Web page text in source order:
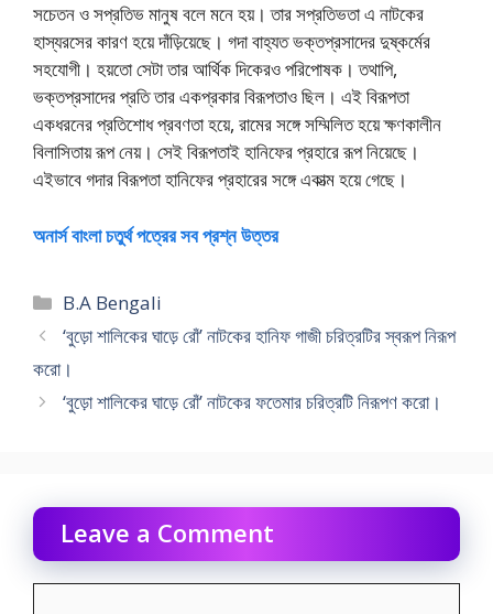
সচেতন ও সপ্রতিভ মানুষ বলে মনে হয়। তার সপ্রতিভতা এ নাটকের
হাস্যরসের কারণ হয়ে দাঁড়িয়েছে। গদা বাহ্যত ভক্তপ্রসাদের দুষ্কর্মের
সহযোগী। হয়তো সেটা তার আর্থিক দিকেরও পরিপোষক। তথাপি,
ভক্তপ্রসাদের প্রতি তার একপ্রকার বিরূপতাও ছিল। এই বিরূপতা
একধরনের প্রতিশোধ প্রবণতা হয়ে, রামের সঙ্গে সম্মিলিত হয়ে ক্ষণকালীন
বিলাসিতায় রূপ নেয়। সেই বিরূপতাই হানিফের প্রহারে রূপ নিয়েছে।
এইভাবে গদার বিরূপতা হানিফের প্রহারের সঙ্গে একাত্ম হয়ে গেছে।
অনার্স বাংলা চতুর্থ পত্রের সব প্রশ্ন উত্তর
Categories
B.A Bengali
‘বুড়ো শালিকের ঘাড়ে রোঁ’ নাটকের হানিফ গাজী চরিত্রটির স্বরূপ নিরূপ
করো।
‘বুড়ো শালিকের ঘাড়ে রোঁ’ নাটকের ফতেমার চরিত্রটি নিরূপণ করো।
Leave a Comment